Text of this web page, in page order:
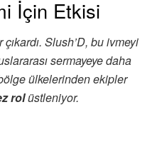
İçin Etkisi
Slush’D, bu ivmeyi
sermayeye daha
ülkelerinden ekipler
rolüstleniyor.